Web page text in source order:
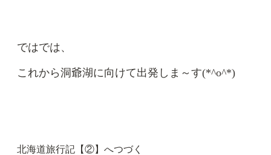
ではでは、
これから洞爺湖に向けて出発しま～す(*^o^*)
北海道旅行記【②】へつづく